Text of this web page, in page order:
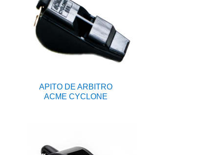
APITO DE ARBITRO
ACME CYCLONE